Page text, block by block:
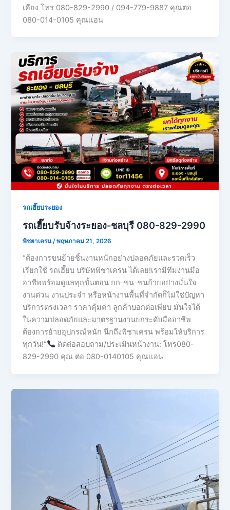
เคียง โทร 080-829-2990 / 094-779-9887 คุณต่อ
080-014-0105 คุณเเอน
รถเฮี๊ยบระยอง
รถเฮี๊ยบรับจ้างระยอง-ชลบุรี 080-829-2990
พิชยาเครน /พฤษภาคม 21, 2026
“ต้องการขนย้ายชิ้นงานหนักอย่างปลอดภัยและรวดเร็ว
เรียกใช้ รถเฮี๊ยบ บริษัทพิชาเครน ได้เลย!เรามีทีมงานมือ
อาชีพพร้อมดูแลทุกขั้นตอน ยก–ขน–ขนย้ายอย่างมั่นใจ
งานด่วน งานประจำ หรือหน้างานพื้นที่จำกัดก็ไม่ใช่ปัญหา
บริการตรงเวลา ราคาคุ้มค่า ลูกค้าบอกต่อเพียบ มั่นใจได้
ในความปลอดภัยและมาตรฐานงานยกระดับมืออาชีพ
ต้องการย้ายอุปกรณ์หนัก นึกถึงพิชาเครน พร้อมให้บริการ
ทุกวัน!”
ติดต่อสอบถาม/ประเมินหน้างาน: โทร080-
829-2990 คุณ ต่อ 080-0140105 คุณเเอน